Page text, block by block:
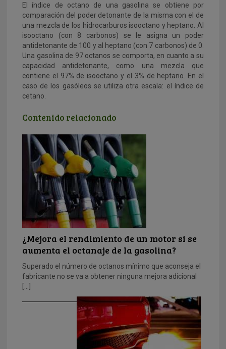
El índice de octano de una gasolina se obtiene por
comparación del poder detonante de la misma con el de
una mezcla de los hidrocarburos isooctano y heptano. Al
isooctano (con 8 carbonos) se le asigna un poder
antidetonante de 100 y al heptano (con 7 carbonos) de 0.
Una gasolina de 97 octanos se comporta, en cuanto a su
capacidad antidetonante, como una mezcla que
contiene el 97% de isooctano y el 3% de heptano. En el
caso de los gasóleos se utiliza otra escala: el índice de
cetano.
Contenido relacionado
¿Mejora el rendimiento de un motor si se
aumenta el octanaje de la gasolina?
Superado el número de octanos mínimo que aconseja el
fabricante no se va a obtener ninguna mejora adicional